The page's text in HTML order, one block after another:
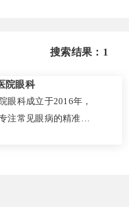
搜索结果：1
院眼科
眼科成立于2016年，
注常见眼病的精准诊
备，结合中医辨证，